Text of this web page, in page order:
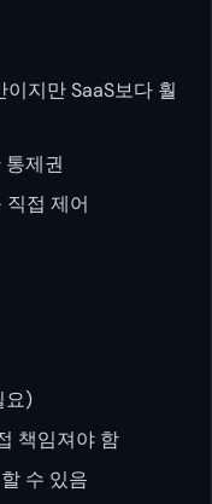
지만 SaaS보다 훨
제권
접 제어
요)
책임져야 함
수 있음